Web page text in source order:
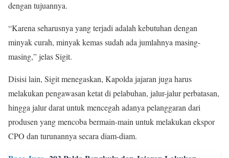
dengan tujuannya.
“Karena seharusnya yang terjadi adalah kebutuhan dengan
minyak curah, minyak kemas sudah ada jumlahnya masing-
masing,” jelas Sigit.
Disisi lain, Sigit menegaskan, Kapolda jajaran juga harus
melakukan pengawasan ketat di pelabuhan, jalur-jalur perbatasan,
hingga jalur darat untuk mencegah adanya pelanggaran dari
produsen yang mencoba bermain-main untuk melakukan ekspor
CPO dan turunannya secara diam-diam.